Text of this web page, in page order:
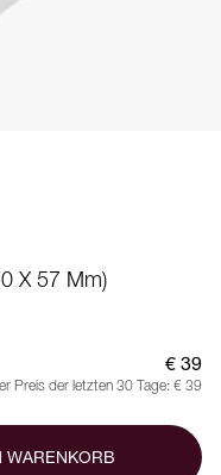
X 57 Mm)
€ 39
Preis der letzten 30 Tage: € 39
WARENKORB